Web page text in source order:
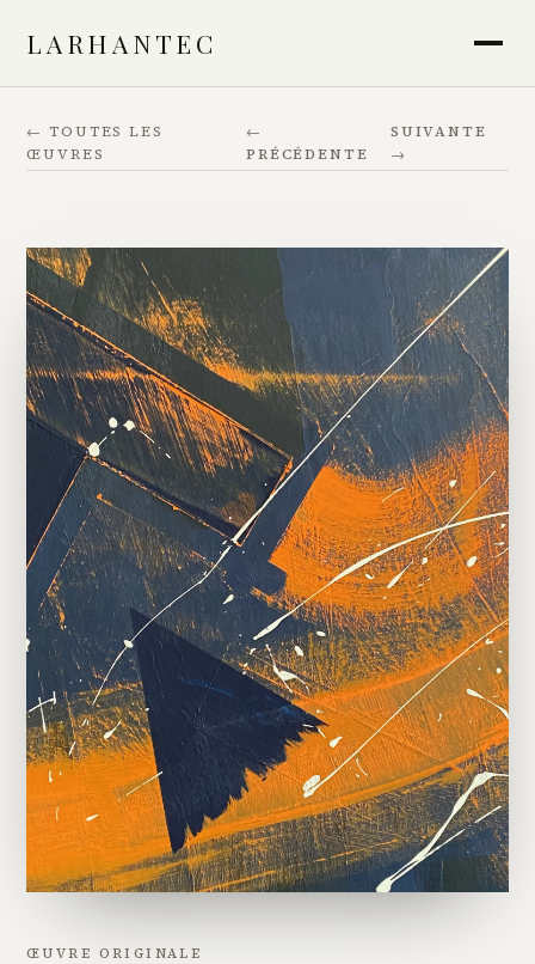
LARHANTEC
← TOUTES LES
ŒUVRES
←
PRÉCÉDENTE
SUIVANTE
→
ŒUVRE ORIGINALE